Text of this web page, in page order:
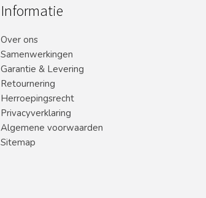
Informatie
Over ons
Samenwerkingen
Garantie & Levering
Retournering
Herroepingsrecht
Privacyverklaring
Algemene voorwaarden
Sitemap